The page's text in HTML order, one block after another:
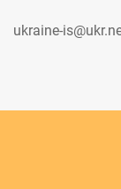
ukraine-